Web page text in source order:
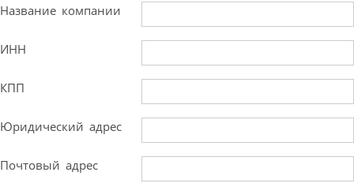
Название компании
ИНН
КПП
Юридический адрес
Почтовый адрес